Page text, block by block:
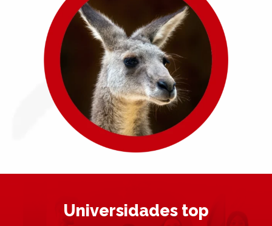
Universidades top